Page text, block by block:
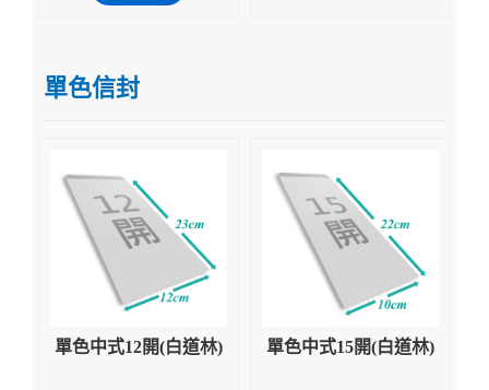
單色信封
單色中式12開(白道林) 單色中式15開(白道林)